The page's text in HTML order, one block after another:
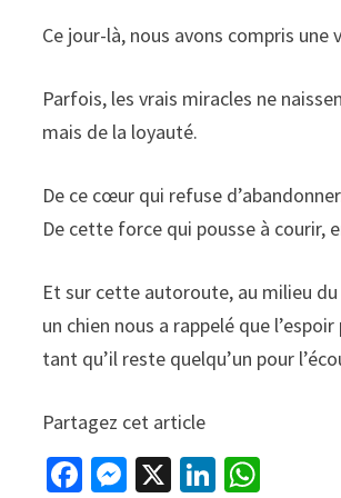
Ce jour-là, nous avons compris une
Parfois, les vrais miracles ne
mais de la loyauté.
De ce cœur qui refuse
De cette force qui pousse à courir,
Et sur cette autoroute, au milieu du
un chien nous a rappelé que
tant qu’il reste quelqu’un pour
Partagez cet article
Fa M X
Li